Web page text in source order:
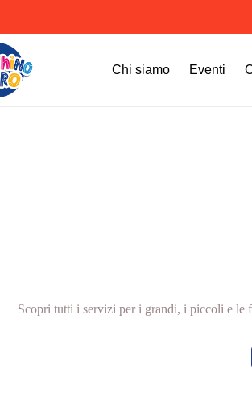
Chi siamo Eventi
Scopri tutti i servizi per i grandi, i piccoli e le